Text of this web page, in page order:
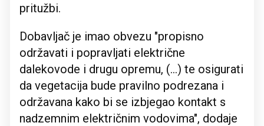
pritužbi.
Dobavljač je imao obvezu "propisno
održavati i popravljati električne
dalekovode i drugu opremu, (...) te osigurati
da vegetacija bude pravilno podrezana i
održavana kako bi se izbjegao kontakt s
nadzemnim električnim vodovima", dodaje